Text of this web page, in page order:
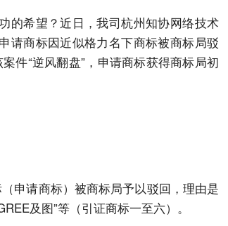
的希望？近日，我司杭州知协网络技术
请商标因近似格力名下商标被商标局驳
件“逆风翻盘”，申请商标获得商标局初
（申请商标）被商标局予以驳回，理由是
及图”等（引证商标一至六）。